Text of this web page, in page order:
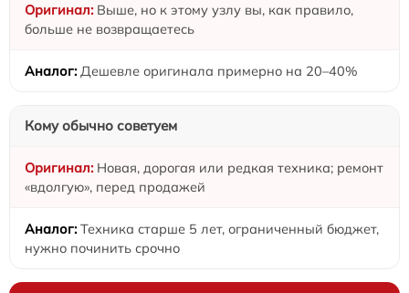
Выше, но к этому узлу вы, как правило,
больше не возвращаетесь
Дешевле оригинала примерно на 20–40%
Кому обычно советуем
Новая, дорогая или редкая техника; ремонт
«вдолгую», перед продажей
Техника старше 5 лет, ограниченный бюджет,
нужно починить срочно